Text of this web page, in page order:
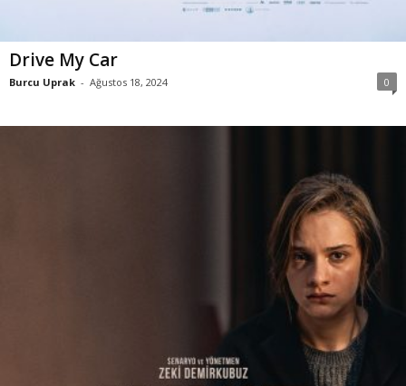
Drive My Car
Burcu Uprak - Ağustos 18, 2024 0